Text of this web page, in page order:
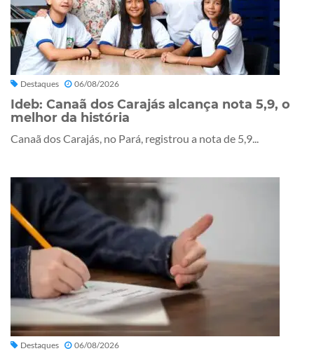
Destaques 06/08/2026
Ideb: Canaã dos Carajás alcança nota 5,9, o
melhor da história
Canaã dos Carajás, no Pará, registrou a nota de 5,9...
Destaques 06/08/2026